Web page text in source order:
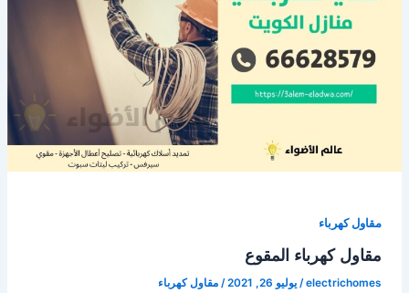
مقاول كهرباء
مقاول كهرباء المقوع
electrichomes
/ يوليو 26, 2021 / مقاول كهرباء